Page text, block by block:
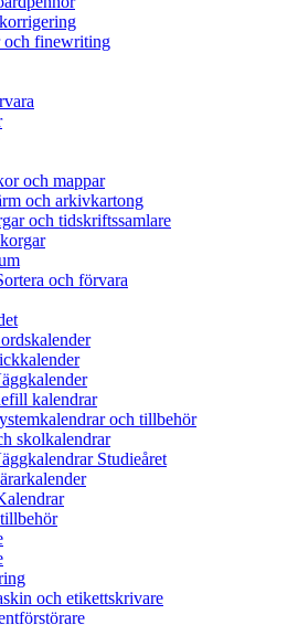
och finewriting
och mappar
och arkivkartong
och tidskriftssamlare
och förvara
kalendrar
och tillbehör
skolkalendrar
Studieåret
och etikettskrivare